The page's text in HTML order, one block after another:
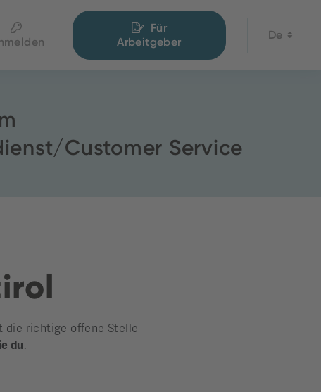
Für
Arbeitgeber
De
Customer Service
die richtige offene Stelle
du.